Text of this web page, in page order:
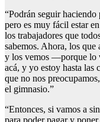
“Podrán seguir
pero es muy fácil estar
los trabajadores que
sabemos. Ahora, los que
y los vemos —porque lo
acá, y yo estoy hasta
que no nos
el gimnasio.”
“Entonces, si vamos a